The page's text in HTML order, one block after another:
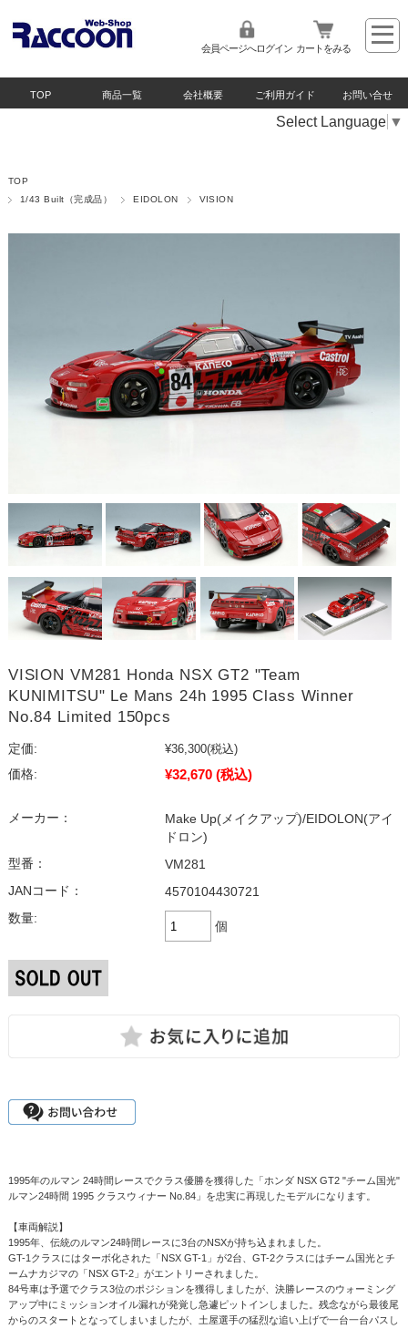
会員ページへログイン カートをみる
TOP 商品一覧 会社概要 ご利用ガイド お問い合せ
Select Language ▼
TOP
1/43 Built（完成品）
EIDOLON VISION
VISION VM281 Honda NSX GT2 "Team
KUNIMITSU" Le Mans 24h 1995 Class Winner
No.84 Limited 150pcs
定価: ¥36,300(税込)
価格:
¥32,670 (税込)
メーカー：
Make Up(メイクアップ)/EIDOLON(アイ
ドロン)
型番：
VM281
JANコード：
4570104430721
数量:
個
1995年のルマン 24時間レースでクラス優勝を獲得した「ホンダ NSX GT2 "チーム国光"
ルマン24時間 1995 クラスウィナー No.84」を忠実に再現したモデルになります。
【車両解説】
1995年、伝統のルマン24時間レースに3台のNSXが持ち込まれました。
GT-1クラスにはターボ化された「NSX GT-1」が2台、GT-2クラスにはチーム国光とチ
ームナカジマの「NSX GT-2」がエントリーされました。
84号車は予選でクラス3位のポジションを獲得しましたが、決勝レースのウォーミング
アップ中にミッションオイル漏れが発覚し急遽ピットインしました。残念ながら最後尾
からのスタートとなってしまいましたが、土屋選手の猛烈な追い上げで一台一台パスし